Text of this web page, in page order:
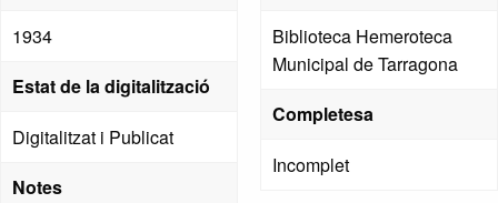
1934
Estat de la digitalització
Digitalitzat i Publicat
Notes
Biblioteca Hemeroteca
Municipal de Tarragona
Completesa
Incomplet